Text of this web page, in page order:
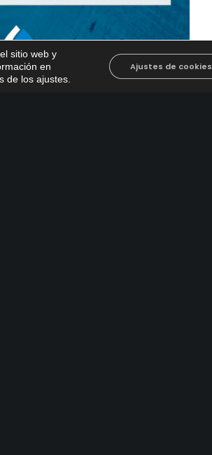
sitio web y
en
de los ajustes
Ajustes de cookies